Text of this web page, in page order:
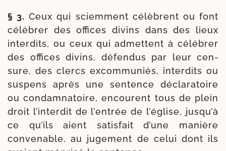
§ 3. Ceux qui sciem­ment célèbrent ou font
célé­brer des offices divins dans des lieux
inter­dits, ou ceux qui admettent à célé­brer
des offices divins, défen­dus par leur cen­
sure, des clercs excom­mu­niés, inter­dits ou
sus­pens après une sen­tence décla­ra­toire
ou condam­na­toire, encourent tous de plein
droit l’interdit de l’entrée de l’église, jusqu’à
ce qu’ils aient satis­fait d’une manière
conve­nable, au juge­ment de celui dont ils